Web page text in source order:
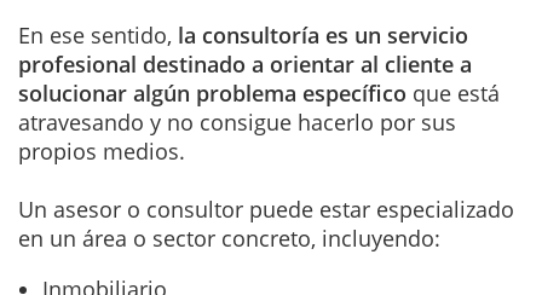
En ese sentido, la consultoría es un servicio
profesional destinado a orientar al cliente a
solucionar algún problema específico que está
atravesando y no consigue hacerlo por sus
propios medios.
Un asesor o consultor puede estar especializado
en un área o sector concreto, incluyendo:
Inmobiliario